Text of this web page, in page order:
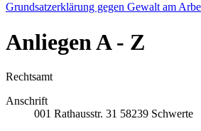
Grundsatzerklärung gegen Gewalt am
AnliegenA - Z
Rechtsamt
Anschrift
001 Rathausstr. 31 58239 Schwerte